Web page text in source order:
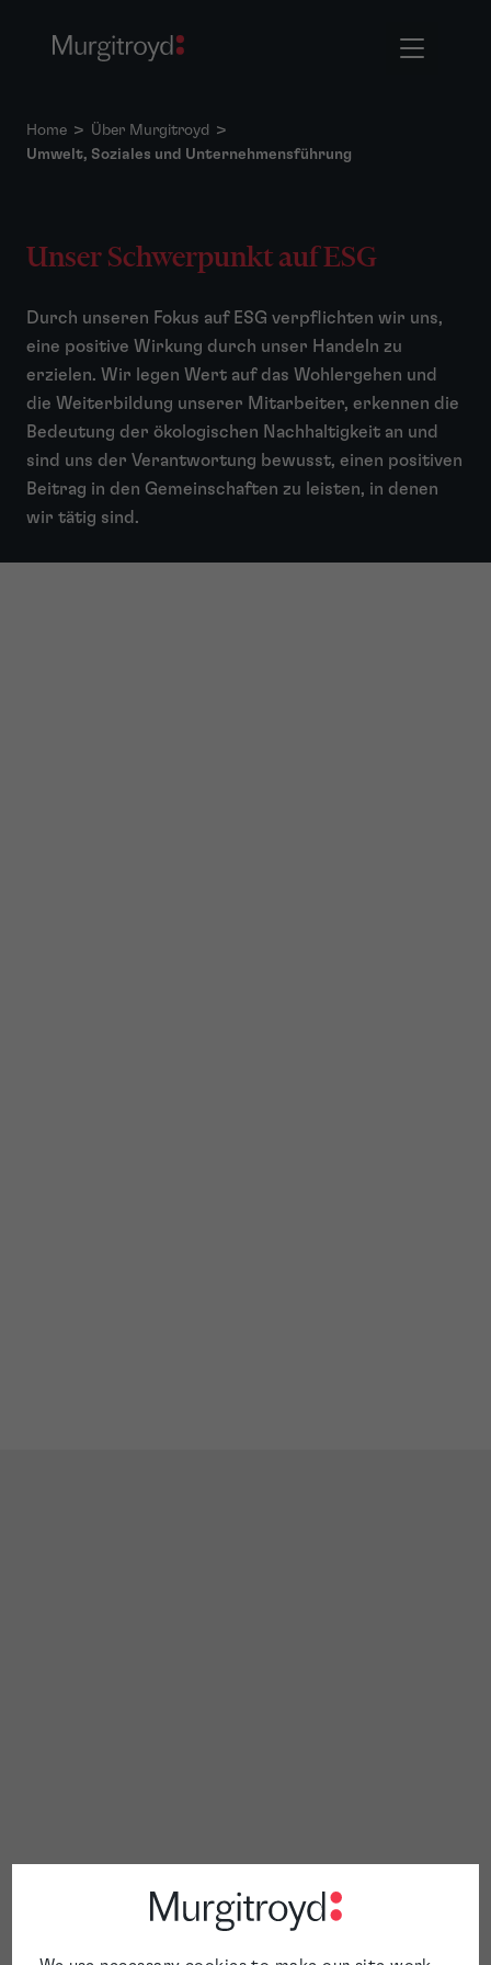
Home > Über Murgitroyd >
Umwelt, Soziales und Unternehmensführung
Unser Schwerpunkt auf ESG
Durch unseren Fokus auf ESG verpflichten wir uns,
eine positive Wirkung durch unser Handeln zu
erzielen. Wir legen Wert auf das Wohlergehen und
die Weiterbildung unserer Mitarbeiter, erkennen die
Bedeutung der ökologischen Nachhaltigkeit an und
sind uns der Verantwortung bewusst, einen positiven
Beitrag in den Gemeinschaften zu leisten, in denen
wir tätig sind.